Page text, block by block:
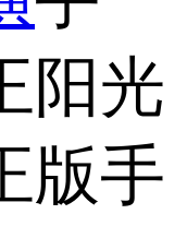
阳光
版手